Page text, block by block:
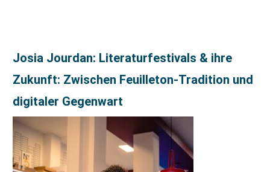
Josia Jourdan: Literaturfestivals & ihre
Zukunft: Zwischen Feuilleton-Tradition und
digitaler Gegenwart